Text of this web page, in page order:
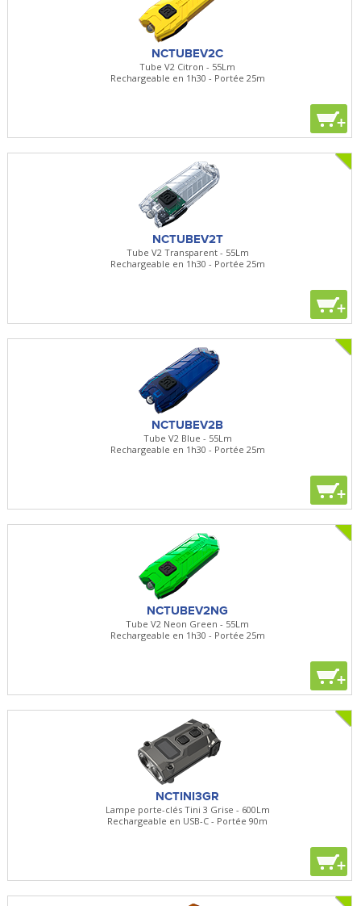
NCTUBEV2C
Tube V2 Citron - 55Lm
Rechargeable en 1h30 - Portée 25m
+
NCTUBEV2T
Tube V2 Transparent - 55Lm
Rechargeable en 1h30 - Portée 25m
+
NCTUBEV2B
Tube V2 Blue - 55Lm
Rechargeable en 1h30 - Portée 25m
+
NCTUBEV2NG
Tube V2 Neon Green - 55Lm
Rechargeable en 1h30 - Portée 25m
+
NCTINI3GR
Lampe porte-clés Tini 3 Grise - 600Lm
Rechargeable en USB-C - Portée 90m
+